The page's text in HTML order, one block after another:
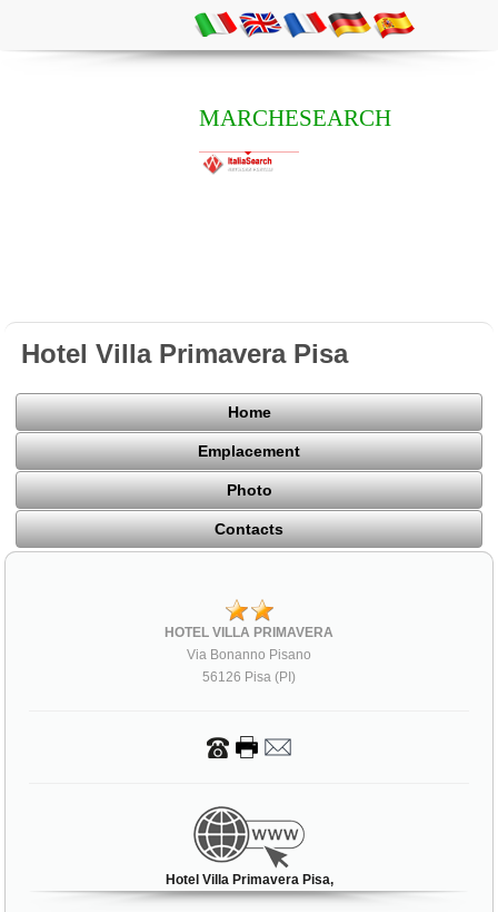
MARCHESEARCH
Hotel Villa Primavera Pisa
Home
Emplacement
Photo
Contacts
HOTEL VILLA PRIMAVERA
Via Bonanno Pisano
56126 Pisa (PI)
Hotel Villa Primavera Pisa,